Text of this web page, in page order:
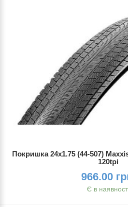
Покришка 24x1.75 (44-507)
120tpi
966.00
Є в